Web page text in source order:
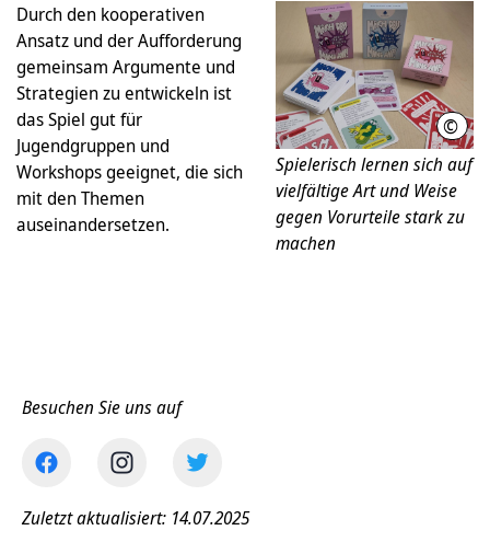
©
Spielerisch lernen sich auf
vielfältige Art und Weise
gegen Vorurteile stark zu
machen
Durch den kooperativen
Ansatz und der Aufforderung
gemeinsam Argumente und
Strategien zu entwickeln ist
das Spiel gut für
Jugendgruppen und
Workshops geeignet, die sich
mit den Themen
auseinandersetzen.
Besuchen Sie uns auf
Zuletzt aktualisiert: 14.07.2025